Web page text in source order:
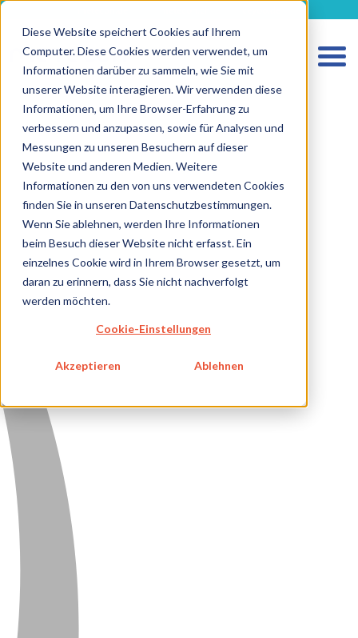
Diese Website speichert Cookies auf Ihrem
Computer. Diese Cookies werden verwendet, um
Informationen darüber zu sammeln, wie Sie mit
unserer Website interagieren. Wir verwenden diese
Informationen, um Ihre Browser-Erfahrung zu
verbessern und anzupassen, sowie für Analysen und
Messungen zu unseren Besuchern auf dieser
Website und anderen Medien. Weitere
Informationen zu den von uns verwendeten Cookies
finden Sie in unseren Datenschutzbestimmungen.
Wenn Sie ablehnen, werden Ihre Informationen
beim Besuch dieser Website nicht erfasst. Ein
einzelnes Cookie wird in Ihrem Browser gesetzt, um
daran zu erinnern, dass Sie nicht nachverfolgt
werden möchten.
Cookie-Einstellungen
Akzeptieren Ablehnen
HOME
LEISTUNGEN MEDIZINPRODUKTE
LEISTUNGEN IVD
ZUKUNFTSSTARKE LÖSUNGEN
ÜBER UNS
KARRIERE
IMPRESSUM
DATENSCHUTZ